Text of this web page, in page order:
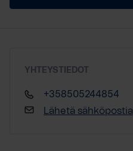
YHTEYSTIEDOT
+358505244854
Lähetä sähköpostia